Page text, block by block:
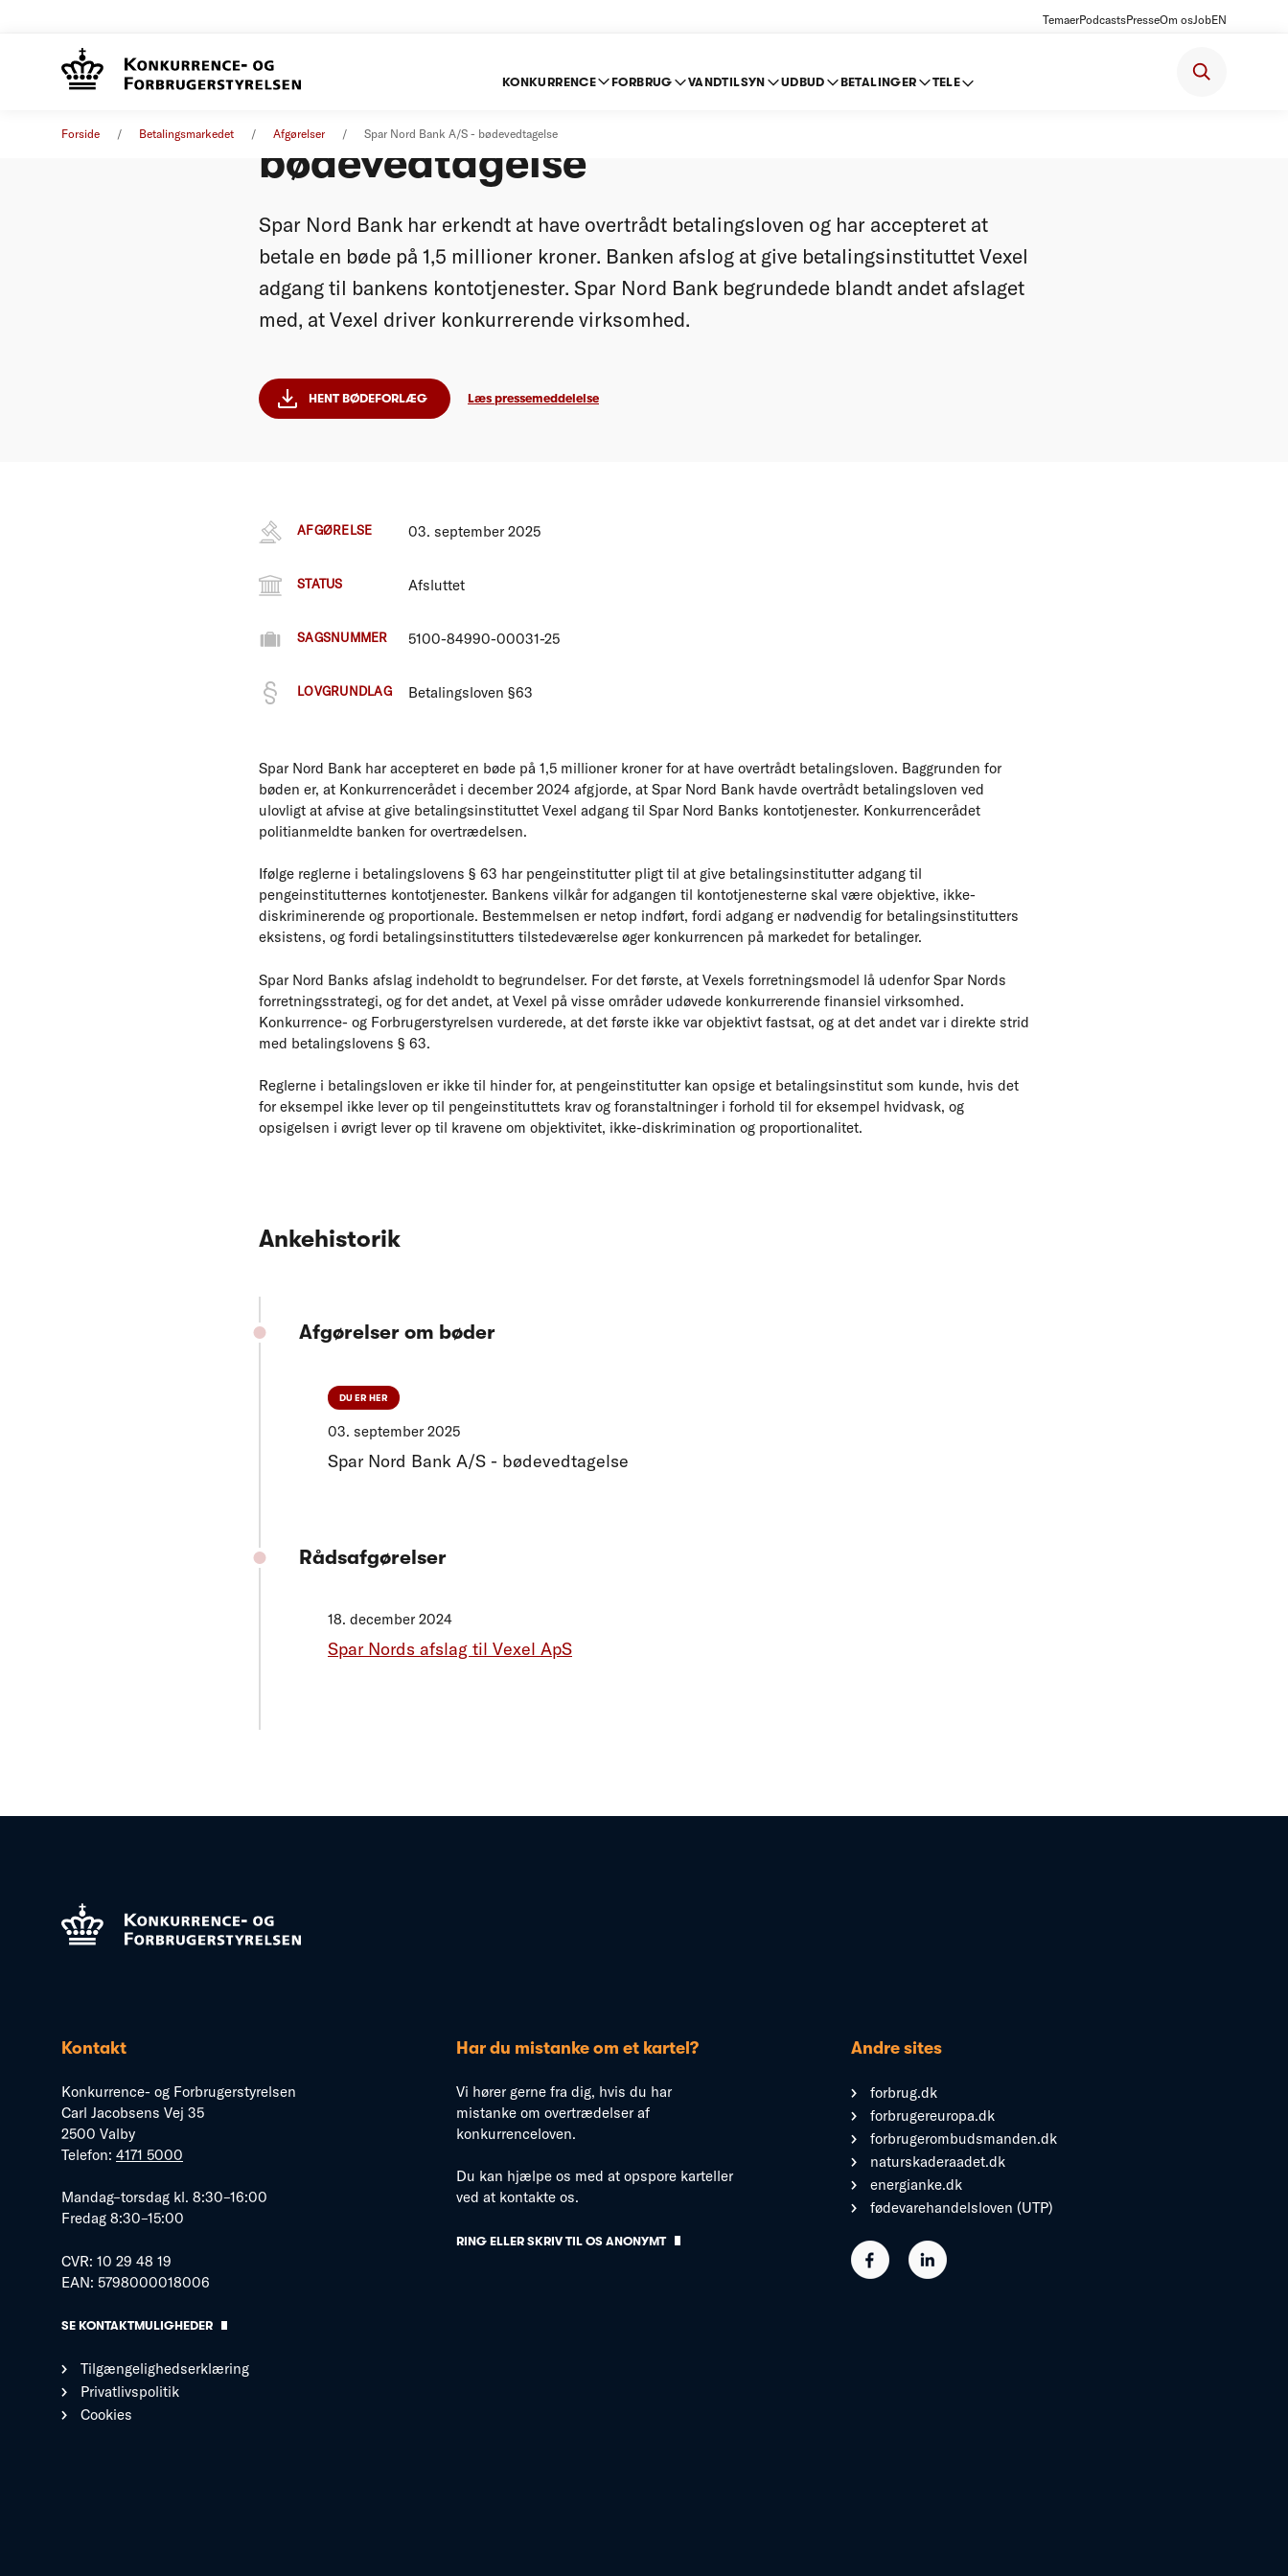
TemaerPodcastsPresseOm osJobEN
KONKURRENCE FORBRUG VANDTILSYN UDBUD BETALINGER TELE
Forside Betalingsmarkedet Afgørelser Spar Nord Bank A/S - bødevedtagelse
bødevedtagelse
Spar Nord Bank har erkendt at have overtrådt betalingsloven og har accepteret at
betale en bøde på 1,5 millioner kroner. Banken afslog at give betalingsinstituttet Vexel
adgang til bankens kontotjenester. Spar Nord Bank begrundede blandt andet afslaget
med, at Vexel driver konkurrerende virksomhed.
HENT BØDEFORLÆG Læs pressemeddelelse
AFGØRELSE 03. september 2025
STATUS Afsluttet
SAGSNUMMER 5100-84990-00031-25
LOVGRUNDLAG Betalingsloven §63
Spar Nord Bank har accepteret en bøde på 1,5 millioner kroner for at have overtrådt betalingsloven. Baggrunden for
bøden er, at Konkurrencerådet i december 2024 afgjorde, at Spar Nord Bank havde overtrådt betalingsloven ved
ulovligt at afvise at give betalingsinstituttet Vexel adgang til Spar Nord Banks kontotjenester. Konkurrencerådet
politianmeldte banken for overtrædelsen.
Ifølge reglerne i betalingslovens § 63 har pengeinstitutter pligt til at give betalingsinstitutter adgang til
pengeinstitutternes kontotjenester. Bankens vilkår for adgangen til kontotjenesterne skal være objektive, ikke-
diskriminerende og proportionale. Bestemmelsen er netop indført, fordi adgang er nødvendig for betalingsinstitutters
eksistens, og fordi betalingsinstitutters tilstedeværelse øger konkurrencen på markedet for betalinger.
Spar Nord Banks afslag indeholdt to begrundelser. For det første, at Vexels forretningsmodel lå udenfor Spar Nords
forretningsstrategi, og for det andet, at Vexel på visse områder udøvede konkurrerende finansiel virksomhed.
Konkurrence- og Forbrugerstyrelsen vurderede, at det første ikke var objektivt fastsat, og at det andet var i direkte strid
med betalingslovens § 63.
Reglerne i betalingsloven er ikke til hinder for, at pengeinstitutter kan opsige et betalingsinstitut som kunde, hvis det
for eksempel ikke lever op til pengeinstituttets krav og foranstaltninger i forhold til for eksempel hvidvask, og
opsigelsen i øvrigt lever op til kravene om objektivitet, ikke-diskrimination og proportionalitet.
Ankehistorik
Afgørelser om bøder
DU ER HER
03. september 2025
Spar Nord Bank A/S - bødevedtagelse
Rådsafgørelser
18. december 2024
Spar Nords afslag til Vexel ApS
Kontakt
Konkurrence- og Forbrugerstyrelsen
Carl Jacobsens Vej 35
2500 Valby
Telefon: 4171 5000
Mandag–torsdag kl. 8:30–16:00
Fredag 8:30–15:00
CVR: 10 29 48 19
EAN: 5798000018006
SE KONTAKTMULIGHEDER
Tilgængelighedserklæring
Privatlivspolitik
Cookies
Har du mistanke om et kartel?
Vi hører gerne fra dig, hvis du har
mistanke om overtrædelser af
konkurrenceloven.
Du kan hjælpe os med at opspore karteller
ved at kontakte os.
RING ELLER SKRIV TIL OS ANONYMT
Andre sites
forbrug.dk
forbrugereuropa.dk
forbrugerombudsmanden.dk
naturskaderaadet.dk
energianke.dk
fødevarehandelsloven (UTP)